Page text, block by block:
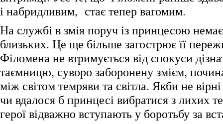
і набридливим, стає тепер вагомим.
На службі в змія поруч із принцесою немає
близьких. Це ще більше загострює її
Філомена не втримується від спокуси
таємницю, суворо заборонену змієм,
між світом темряви та світла. Якби не
чи вдалося б принцесі вибратися з лихих
герої відважно вступають у боротьбу за